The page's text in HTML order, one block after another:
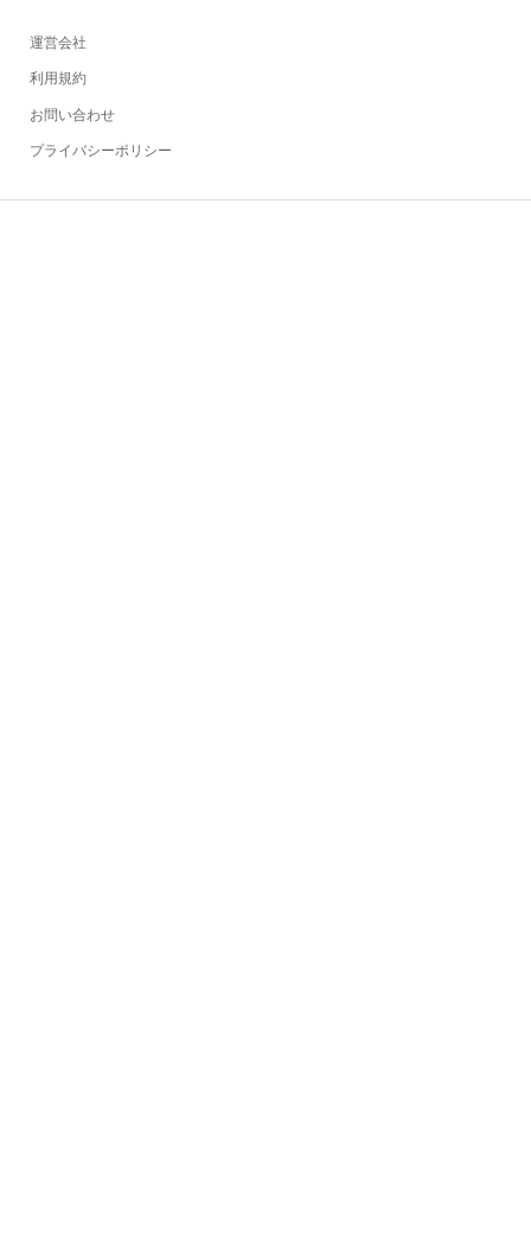
運営会社
利用規約
お問い合わせ
プライバシーポリシー